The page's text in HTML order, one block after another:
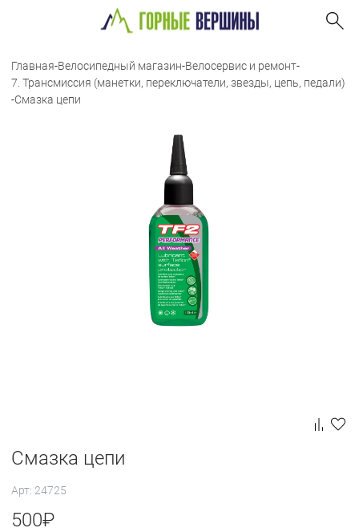
Главная-Велосипедный магазин-Велосервис и ремонт-
7. Трансмиссия (манетки, переключатели, звезды, цепь, педали)
-Смазка цепи
Смазка цепи
Арт: 24725
500₽